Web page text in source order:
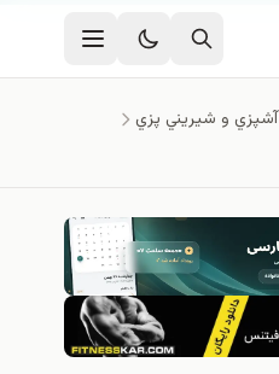
آشپزي و شيريني پزي